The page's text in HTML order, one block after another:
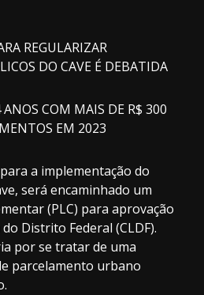
REGULARIZAR
DO CAVE É DEBATIDA
COM MAIS DE R$ 300
EM 2023
a implementação do
será encaminhado um
(PLC) para aprovação
Distrito Federal (CLDF).
por se tratar de uma
parcelamento urbano